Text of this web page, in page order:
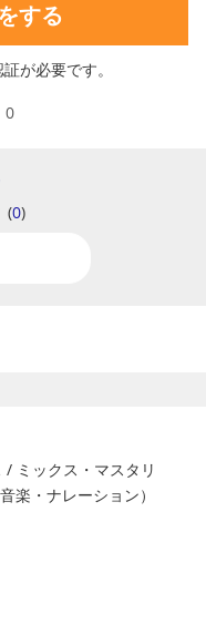
する
が必要です。
0
(0)
/ ミックス・マスタリ
楽・ナレーション）